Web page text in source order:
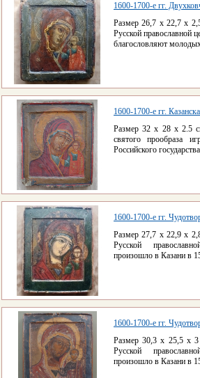
1600-1700-е гг.
Размер 26,7 x 22,7 х
Русской православной
благословляют
1600-1700-е гг.
Размер 32 x 28 х 2.5
святого прообраза
Российского
1600-1700-е гг.
Размер 27,7 x 22,9 х
Русской
произошло в Казани в
1600-1700-е гг.
Размер 30,3 x 25,5 х
Русской
произошло в Казани в